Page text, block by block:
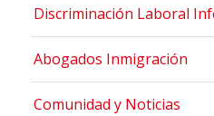
Discriminación Laboral
Abogados Inmigración
Comunidad y Noticias